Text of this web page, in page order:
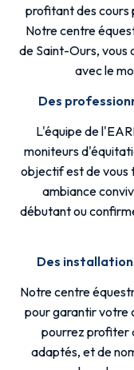
profitant des cours
Notre centre
de Saint-Ours, vous
avec le
Des
L'équipe de
moniteurs
objectif est de vous
ambiance
débutant ou
Des
Notre centre
pour garantir votre
pourrez profiter
adaptés, et de